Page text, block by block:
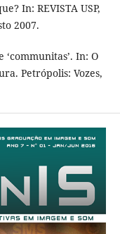
In: REVISTA USP,
2007.
In: O
Petrópolis: Vozes,